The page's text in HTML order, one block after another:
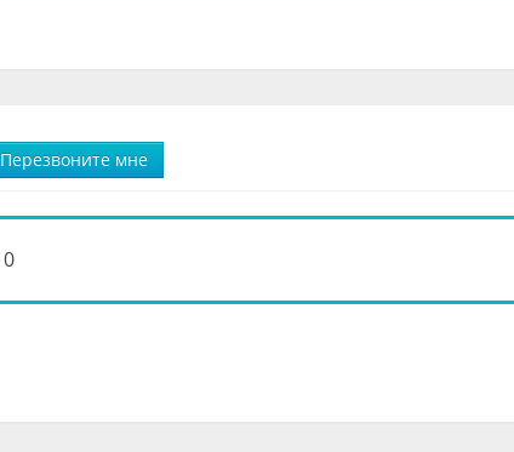
Перезвоните мне
0